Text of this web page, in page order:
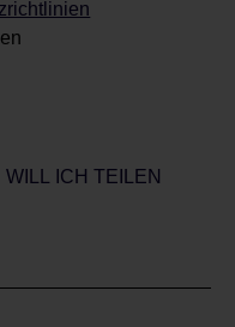
WILL ICH TEILEN